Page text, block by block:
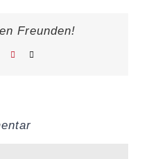
Freunden!
Pinterest
E-